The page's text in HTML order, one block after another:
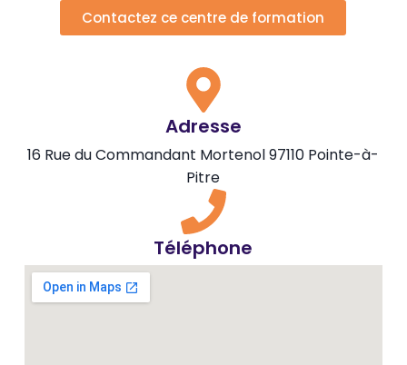
Contactez ce centre de formation
Adresse
16 Rue du Commandant Mortenol 97110 Pointe-à-
Pitre
Téléphone